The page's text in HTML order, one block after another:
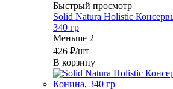
Быстрый просмотр
Solid Natura Holistic
340 гр
Меньше 2
426 ₽/шт
В корзину